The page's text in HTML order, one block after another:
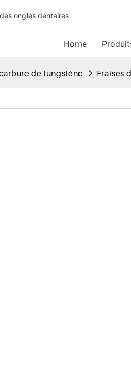
ongles dentaires
Home
de tungstène Fraises